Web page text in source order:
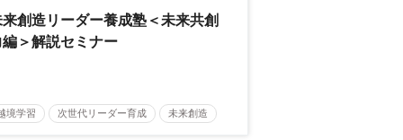
来創造リーダー養成塾＜未来共創
編＞解説セミナー
境学習 次世代リーダー育成 未来創造